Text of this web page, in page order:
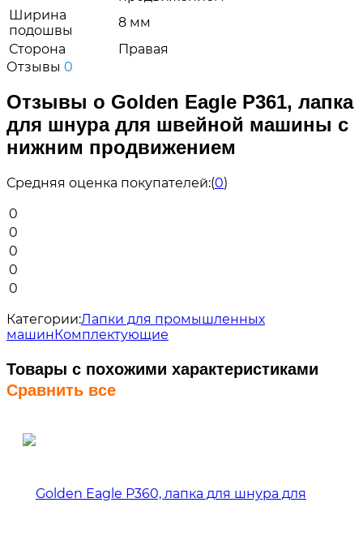
Ширина
подошвы
8 мм
Сторона
Правая
Отзывы 0
Отзывы о Golden Eagle P361, лапка
для шнура для швейной машины с
нижним продвижением
Средняя оценка покупателей:(0)
0
0
0
0
0
Категории:Лапки для промышленных
машинКомплектующие
Товары с похожими характеристиками
Сравнить все